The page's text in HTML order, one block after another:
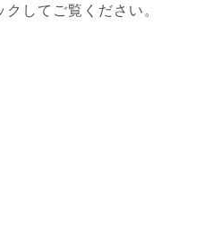
してご覧ください。